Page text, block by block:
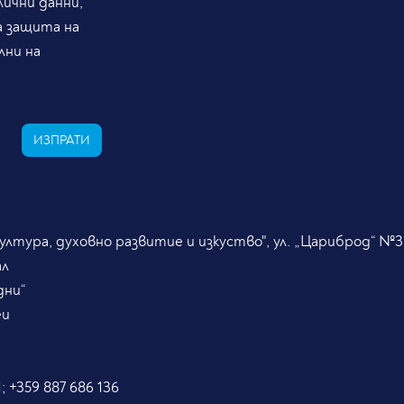
защита на
на
ИЗПРАТИ
духовно развитие и изкуство", ул. „Цариброд“ №3
+359 887 686 136